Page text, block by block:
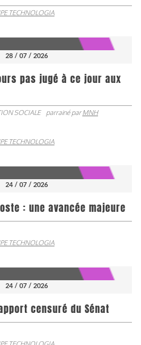
TECHNOLOGIA
28 / 07 / 2026
pas jugé à ce jour aux
SOCIALE parrainé parMNH
TECHNOLOGIA
24 / 07 / 2026
: une avancée majeure
TECHNOLOGIA
24 / 07 / 2026
censuré du Sénat